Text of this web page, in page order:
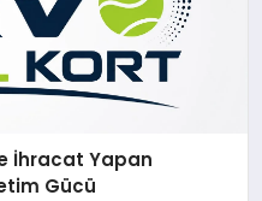
İhracat Yapan
Gücü